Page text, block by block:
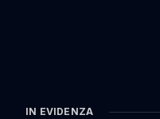
IN EVIDENZA